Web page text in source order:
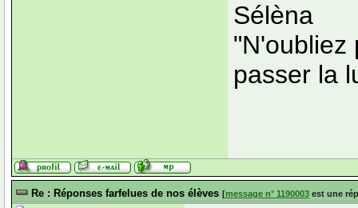
Sélèna
"N'oubliez
passer la
Re : Réponses farfelues de nos élèves [message n° 1190003 est une